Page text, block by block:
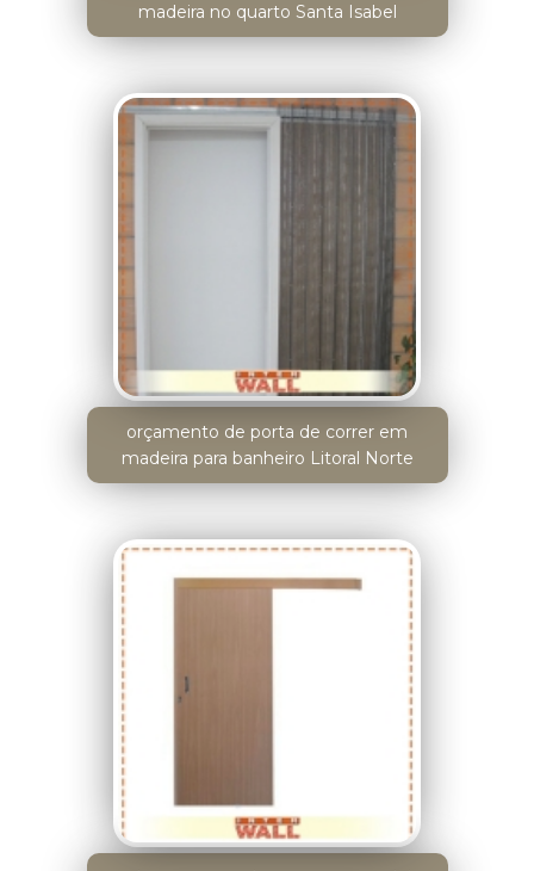
madeira no quarto Santa Isabel
orçamento de porta de correr em
madeira para banheiro Litoral Norte